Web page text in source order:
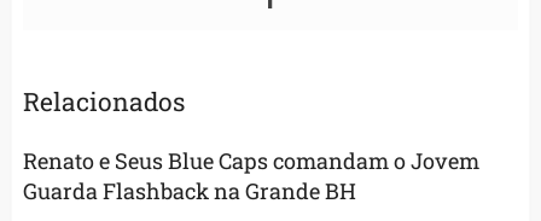
Relacionados
Renato e Seus Blue Caps comandam o Jovem
Guarda Flashback na Grande BH